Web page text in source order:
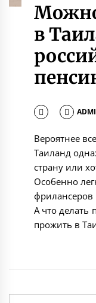
в
Вероятнее
Таиланд
страну или
Особенно
фрилансеров
А что делать
прожить в